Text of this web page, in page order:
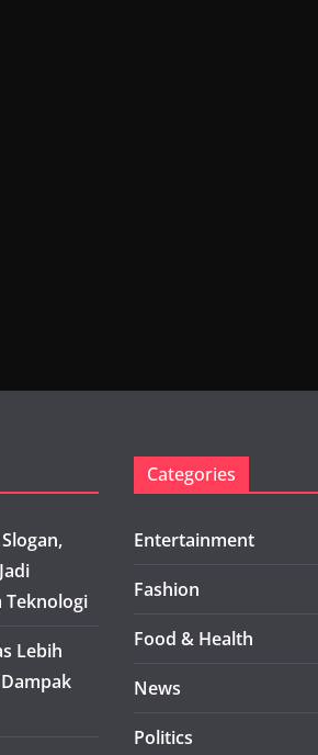
Teknologi
Lebih
Categories
Entertainment
Fashion
Food & Health
News
Politics